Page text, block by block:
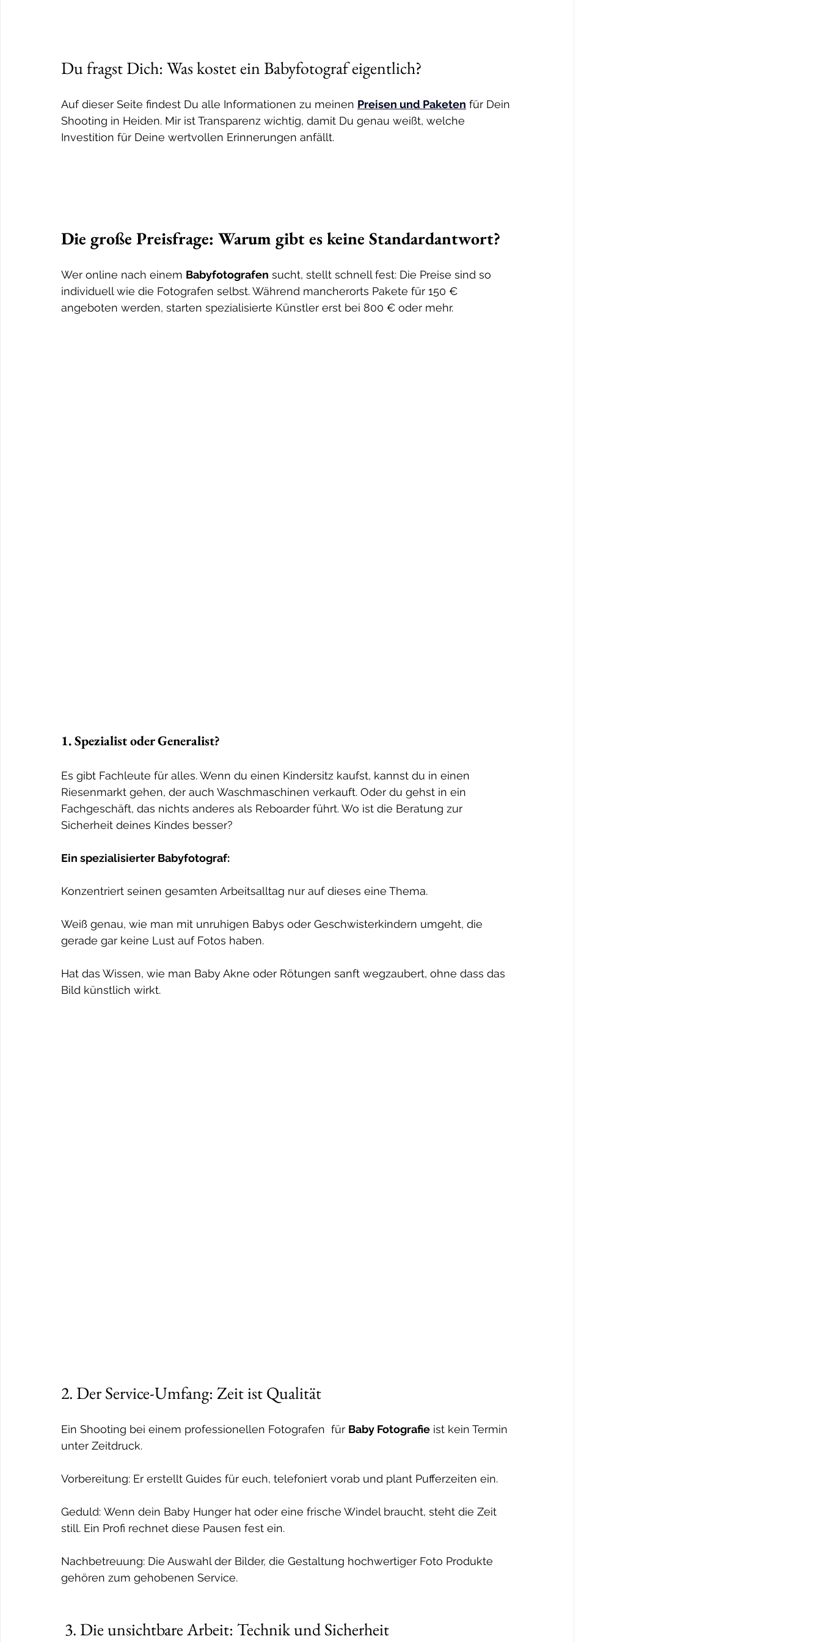
Du fragst Dich: Was kostet ein Babyfotograf eigentlich?
Auf dieser Seite findest Du alle Informationen zu meinen Preisen und Paketen für Dein
Shooting in Heiden. Mir ist Transparenz wichtig, damit Du genau weißt, welche
Investition für Deine wertvollen Erinnerungen anfällt.
Die große Preisfrage: Warum gibt es keine Standardantwort?
Wer online nach einem Babyfotografen sucht, stellt schnell fest: Die Preise sind so
individuell wie die Fotografen selbst. Während mancherorts Pakete für 150 €
angeboten werden, starten spezialisierte Künstler erst bei 800 € oder mehr.
1. Spezialist oder Generalist?
Es gibt Fachleute für alles. Wenn du einen Kindersitz kaufst, kannst du in einen
Riesenmarkt gehen, der auch Waschmaschinen verkauft. Oder du gehst in ein
Fachgeschäft, das nichts anderes als Reboarder führt. Wo ist die Beratung zur
Sicherheit deines Kindes besser?
Ein spezialisierter Babyfotograf:
Konzentriert seinen gesamten Arbeitsalltag nur auf dieses eine Thema.
Weiß genau, wie man mit unruhigen Babys oder Geschwisterkindern umgeht, die
gerade gar keine Lust auf Fotos haben.
Hat das Wissen, wie man Baby Akne oder Rötungen sanft wegzaubert, ohne dass das
Bild künstlich wirkt.
2. Der Service-Umfang: Zeit ist Qualität
Ein Shooting bei einem professionellen Fotografen  für Baby Fotografie ist kein Termin
unter Zeitdruck.
Vorbereitung: Er erstellt Guides für euch, telefoniert vorab und plant Pufferzeiten ein.
Geduld: Wenn dein Baby Hunger hat oder eine frische Windel braucht, steht die Zeit
still. Ein Profi rechnet diese Pausen fest ein.
Nachbetreuung: Die Auswahl der Bilder, die Gestaltung hochwertiger Foto Produkte
gehören zum gehobenen Service.
3. Die unsichtbare Arbeit: Technik und Sicherheit